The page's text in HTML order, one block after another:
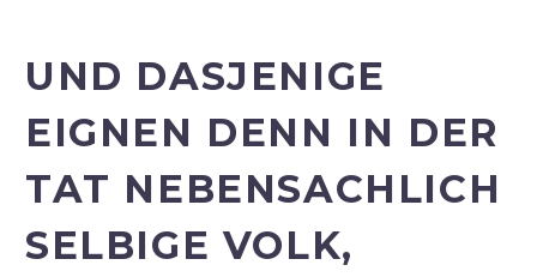
UND DASJENIGE
EIGNEN DENN IN DER
TAT NEBENSACHLICH
SELBIGE VOLK,